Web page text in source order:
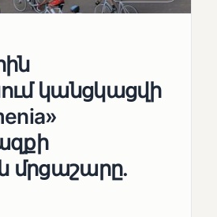
կանցկացվի
մրցաշարը.